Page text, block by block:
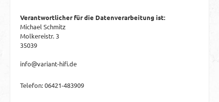
Verantwortlicher für die Datenverarbeitung ist:
Michael Schmitz
Molkereistr. 3
35039
info@variant-hifi.de
Telefon: 06421-483909